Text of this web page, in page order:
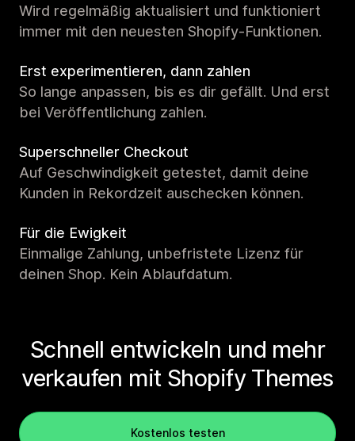
Wird regelmäßig aktualisiert und funktioniert
immer mit den neuesten Shopify-Funktionen.
Erst experimentieren, dann zahlen
So lange anpassen, bis es dir gefällt. Und erst
bei Veröffentlichung zahlen.
Superschneller Checkout
Auf Geschwindigkeit getestet, damit deine
Kunden in Rekordzeit auschecken können.
Für die Ewigkeit
Einmalige Zahlung, unbefristete Lizenz für
deinen Shop. Kein Ablaufdatum.
Schnell entwickeln und mehr
verkaufen mit Shopify Themes
Kostenlos testen